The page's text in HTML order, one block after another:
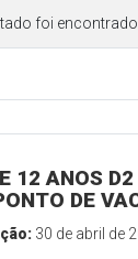
foi encontrado.
12 ANOS
DE
30 de abril de